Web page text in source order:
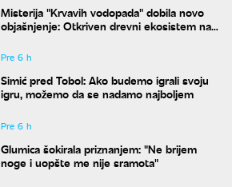
Misterija "Krvavih vodopada" dobila novo
objašnjenje: Otkriven drevni ekosistem na
Pre 6 h
Simić pred Tobol: Ako budemo igrali svoju
igru, možemo da se nadamo najboljem
Pre 6 h
Glumica šokirala priznanjem: "Ne brijem
noge i uopšte me nije sramota"